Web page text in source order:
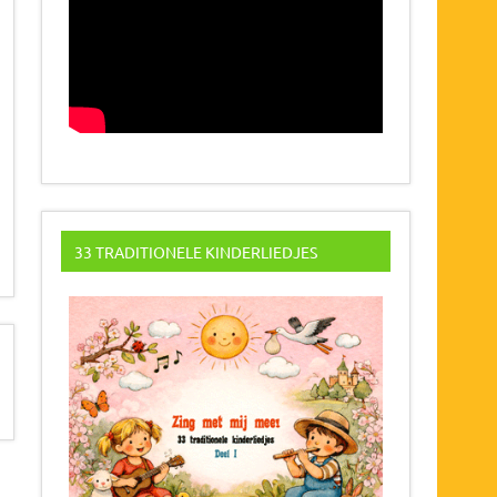
33 TRADITIONELE KINDERLIEDJES